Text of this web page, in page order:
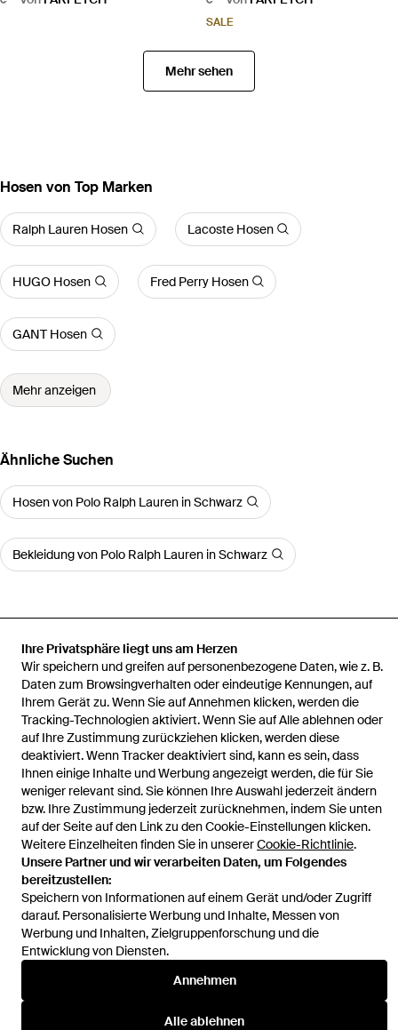
Ihre Privatsphäre liegt uns am Herzen
Wir speichern und greifen auf personenbezogene Daten, wie z. B.
Daten zum Browsingverhalten oder eindeutige Kennungen, auf
Ihrem Gerät zu. Wenn Sie auf Annehmen klicken, werden die
Tracking-Technologien aktiviert. Wenn Sie auf Alle ablehnen oder
auf Ihre Zustimmung zurückziehen klicken, werden diese
deaktiviert. Wenn Tracker deaktiviert sind, kann es sein, dass
Ihnen einige Inhalte und Werbung angezeigt werden, die für Sie
weniger relevant sind. Sie können Ihre Auswahl jederzeit ändern
bzw. Ihre Zustimmung jederzeit zurücknehmen, indem Sie unten
auf der Seite auf den Link zu den Cookie-Einstellungen klicken.
Weitere Einzelheiten finden Sie in unsererCookie-Richtlinie.
Unsere Partner und wir verarbeiten Daten, um Folgendes
bereitzustellen:
Speichern von Informationen auf einem Gerät und/oder Zugriff
darauf. Personalisierte Werbung und Inhalte, Messen von
Werbung und Inhalten, Zielgruppenforschung und die
Entwicklung von Diensten.
Annehmen
Alle ablehnen
SALE
Mehr sehen
Hosen von Top Marken
Ralph Lauren Hosen Lacoste Hosen
HUGO Hosen Fred Perry Hosen
GANT Hosen
Mehr anzeigen
Ähnliche Suchen
Hosen von Polo Ralph Lauren in Schwarz
Bekleidung von Polo Ralph Lauren in Schwarz
Startseite Herren Hosen Polo Ralph Lauren Hosen
Doppellagige
Hose Mit Tunnelzug
Hilfe und Informationen